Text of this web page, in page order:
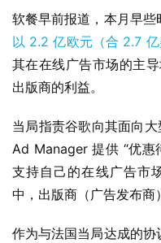
n
1
0
P
软
件
安
软餐早前报道，本月早
以 2.2 亿欧元（合 2.7
其在在线广告市场的主
出版商的利益。
当局指责谷歌向其面向
Ad Manager 提供 “优惠
支持自己的在线广告市
中，出版商（广告发布商
作为与法国当局达成的